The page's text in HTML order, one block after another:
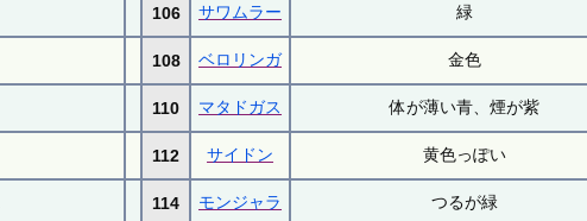
106 サワムラー 緑
108 ベロリンガ 金色
110 マタドガス 体が薄い青、煙が紫
112 サイドン 黄色っぽい
114 モンジャラ つるが緑